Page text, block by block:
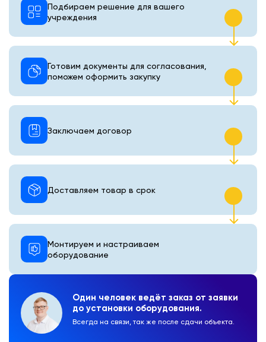
Один человек ведёт заказ от заявки
до установки оборудования.
Всегда на связи, так же после сдачи объекта.
Подбираем решение для вашего
учреждения
Готовим документы для согласования,
поможем оформить закупку
Монтируем и настраиваем
оборудование
Доставляем товар в срок
Заключаем договор